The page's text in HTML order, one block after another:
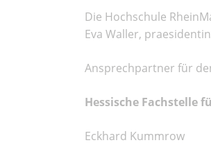
Die Hochschule
Eva Waller,
Ansprechpartner für
Hessische Fachstelle
Eckhard Kummrow